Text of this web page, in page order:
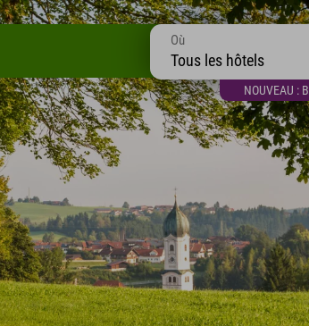
NOUVEAU :
Où
Tous les hôtels